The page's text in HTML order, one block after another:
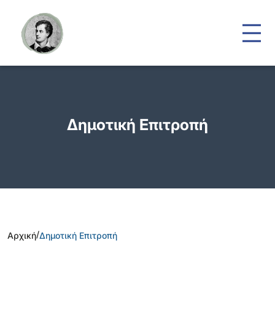
Δημοτική Επιτροπή
Αρχική/Δημοτική Επιτροπή